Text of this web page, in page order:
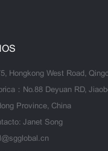
Hongkong West Road,
：No.88 Deyuan RD,
Province, China
Janet Song